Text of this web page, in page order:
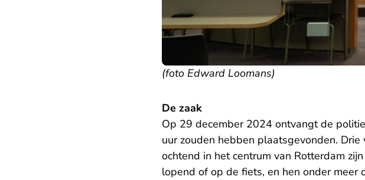
(foto Edward Loomans)
De zaak
Op 29 december 2024 ontvangt de
uur zouden hebben plaatsgevonden.
ochtend in het centrum van Rotterdam
lopend of op de fiets, en hen onder